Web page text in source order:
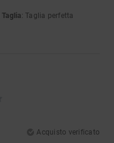
Taglia: Taglia perfetta
Acquisto verificato